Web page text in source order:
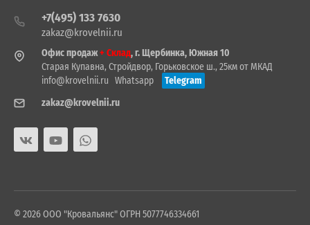
+7(495) 133 7630
zakaz@krovelnii.ru
Офис продаж+ Склад, г. Щербинка, Южная 10
Старая Купавна, Стройдвор, Горьковское ш., 25км от МКАД
info@krovelnii.ru Whatsapp
Telegram
zakaz@krovelnii.ru
© 2026 ООО "Кровальянс" ОГРН 5077746334661